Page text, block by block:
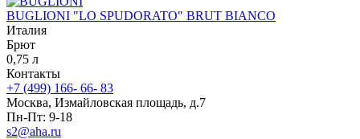
BUGLIONI "LO SPUDORATO" BRUT BIANCO
Италия
Брют
0,75 л
Контакты
+7 (499) 166- 66- 83
Москва, Измайловская площадь, д.7
Пн-Пт: 9-18
s2@aha.ru